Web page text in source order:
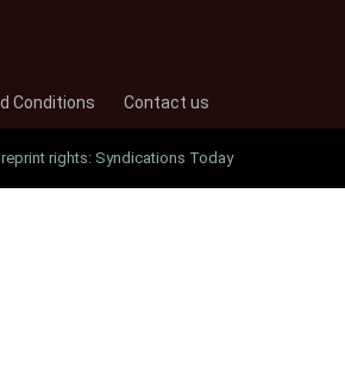
Conditions Contact us
rights: Syndications Today